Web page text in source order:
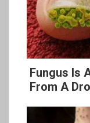
Fungus Is
From A